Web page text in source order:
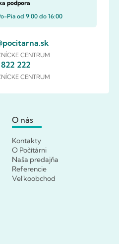
podpora
Pia od 9:00 do 16:00
CENTRUM
222
CENTRUM
O nás
Kontakty
O Počítárni
Naša predajňa
Referencie
Veľkoobchod